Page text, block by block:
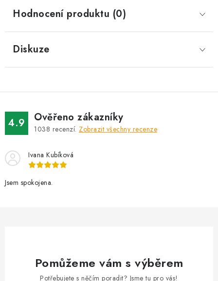
Hodnocení produktu (0)
Diskuze
4.9 Ověřeno zákazníky
1038 recenzí. Zobrazit všechny recenze
Ivana Kubíková
Jsem spokojena.
Pomůžeme vám s výběrem
Potřebujete s něčím poradit? Jsme tu pro vás!